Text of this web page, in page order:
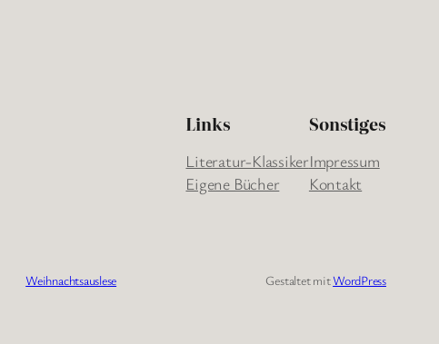
Links
Literatur-Klassiker
Eigene Bücher
Sonstiges
Impressum
Kontakt
Weihnachtsauslese Gestaltet mitWordPress